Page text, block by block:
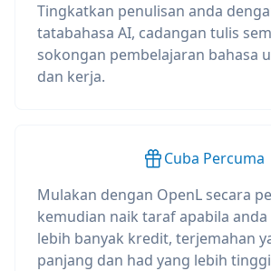
Tingkatkan penulisan anda
tatabahasa AI, cadangan tulis
sokongan pembelajaran bahasa
dan kerja.
Cuba Percuma
Mulakan dengan OpenL secara
kemudian naik taraf apabila
lebih banyak kredit, terjemahan
panjang dan had yang lebih